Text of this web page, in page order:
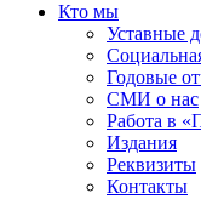
Кто мы
Уставные
Годовые
СМИ о нас
Работа в
Издания
Реквизиты
Контакты